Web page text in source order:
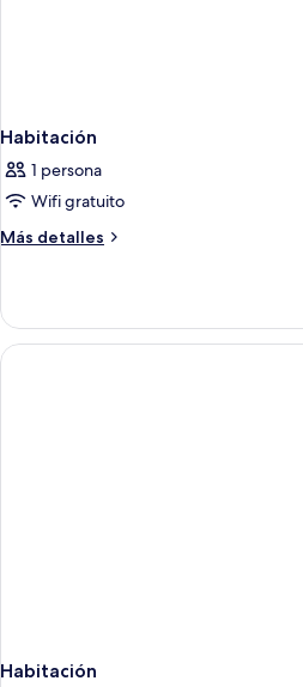
Habitación
1 persona
Wifi gratuito
Más detalles
Más
Habitación